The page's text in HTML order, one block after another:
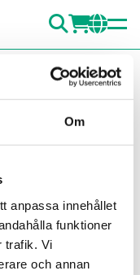
Om
anpassa innehållet
funktioner
trafik. Vi
och annan
SÖK
Tillbehör
för isolerade